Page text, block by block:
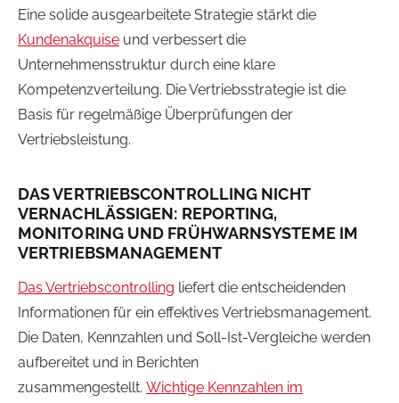
Eine solide ausgearbeitete Strategie stärkt die
Kundenakquise und verbessert die
Unternehmensstruktur durch eine klare
Kompetenzverteilung. Die Vertriebsstrategie ist die
Basis für regelmäßige Überprüfungen der
Vertriebsleistung.
DAS VERTRIEBSCONTROLLING NICHT
VERNACHLÄSSIGEN: REPORTING,
MONITORING UND FRÜHWARNSYSTEME IM
VERTRIEBSMANAGEMENT
Das Vertriebscontrolling liefert die entscheidenden
Informationen für ein effektives Vertriebsmanagement.
Die Daten, Kennzahlen und Soll-Ist-Vergleiche werden
aufbereitet und in Berichten
zusammengestellt. Wichtige Kennzahlen im